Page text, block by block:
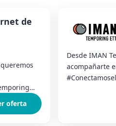
de
oferta
Desde IMAN
acompañarte